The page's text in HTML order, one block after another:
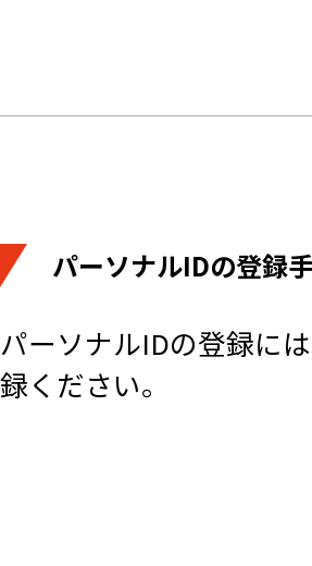
パーソナルIDの登録
パーソナルIDの登録に
録ください。